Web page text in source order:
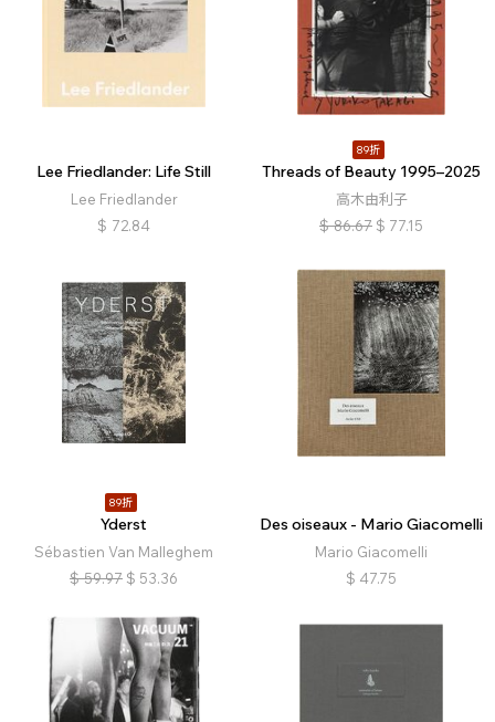
Lee Friedlander: Life Still
Lee Friedlander
$ 72.84
89折
Threads of Beauty 1995–2025
高木由利子
$ 86.67 $ 77.15
89折
Yderst
Sébastien Van Malleghem
$ 59.97 $ 53.36
Des oiseaux - Mario Giacomelli
Mario Giacomelli
$ 47.75